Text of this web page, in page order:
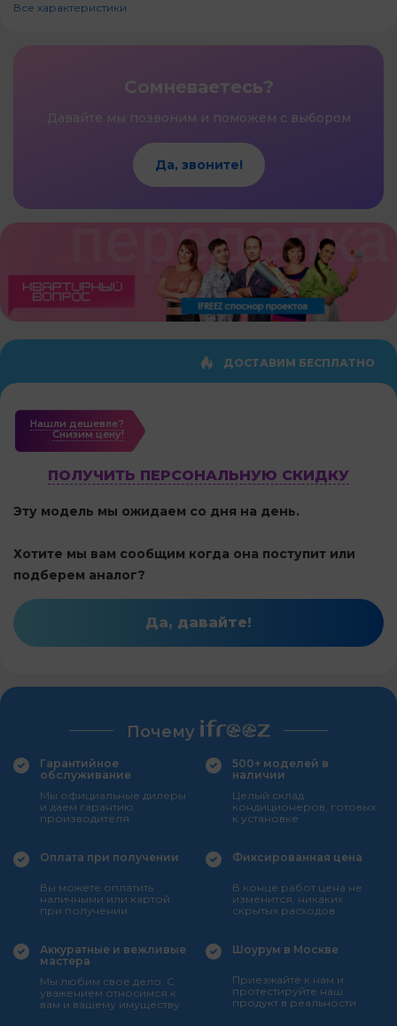
Все характеристики
Сомневаетесь?
Давайте мы позвоним и поможем с выбором
Да, звоните!
ДОСТАВИМ БЕСПЛАТНО
Нашли дешевле?
Cнизим цену!
ПОЛУЧИТЬ ПЕРСОНАЛЬНУЮ СКИДКУ
Эту модель мы ожидаем со дня на день.
Хотите мы вам сообщим когда она поступит или
подберем аналог?
Да, давайте!
Почему
Гарантийное
обслуживание
Мы официальные дилеры
и даем гарантию
производителя
500+ моделей в
наличии
Целый склад
кондиционеров, готовых
к установке
Оплата при получении
Вы можете оплатить
наличными или картой
при получении
Фиксированная цена
В конце работ цена не
изменится, никаких
скрытых расходов
Аккуратные и вежливые
мастера
Мы любим свое дело. С
уважением относимся к
вам и вашему имуществу
Шоурум в Москве
Приезжайте к нам и
протестируйте наш
продукт в реальности